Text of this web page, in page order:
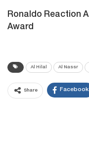
Ronaldo Reaction
Award
Al Hilal Al Nassr
Share Facebook